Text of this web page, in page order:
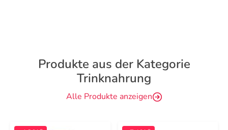
Produkte aus der Kategorie
Trinknahrung
Alle Produkte anzeigen